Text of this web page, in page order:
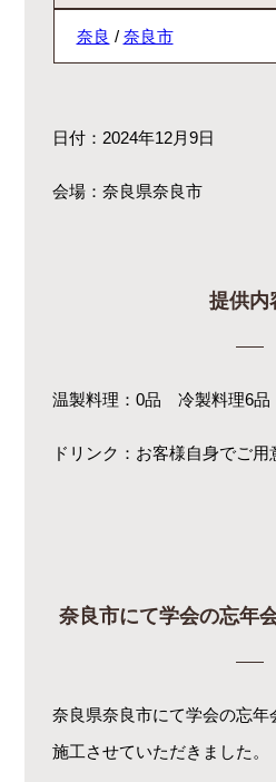
奈良 / 奈良市
日付：2024年12月9日
会場：奈良県奈良市
提供内
温製料理：0品 冷製料理6品
ドリンク：お客様自身でご用
奈良市にて学会の忘年
奈良県奈良市にて学会の忘年
施工させていただきました。